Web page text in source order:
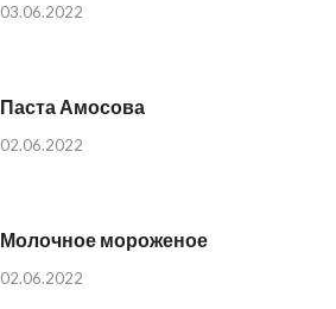
03.06.2022
Паста Амосова
02.06.2022
Молочное мороженое
02.06.2022